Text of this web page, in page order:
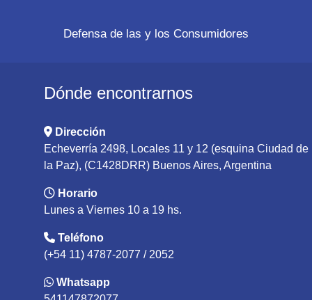
Defensa de las y los Consumidores
Dónde encontrarnos
Dirección
Echeverría 2498, Locales 11 y 12 (esquina Ciudad de
la Paz), (C1428DRR) Buenos Aires, Argentina
Horario
Lunes a Viernes 10 a 19 hs.
Teléfono
(+54 11) 4787-2077 / 2052
Whatsapp